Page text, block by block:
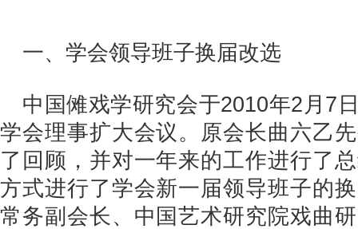
一、学会领导班子换届改选
中国傩戏学研究会于2010年2月7
学会理事扩大会议。原会长曲六乙
了回顾，并对一年来的工作进行了
方式进行了学会新一届领导班子的
常务副会长、中国艺术研究院戏曲